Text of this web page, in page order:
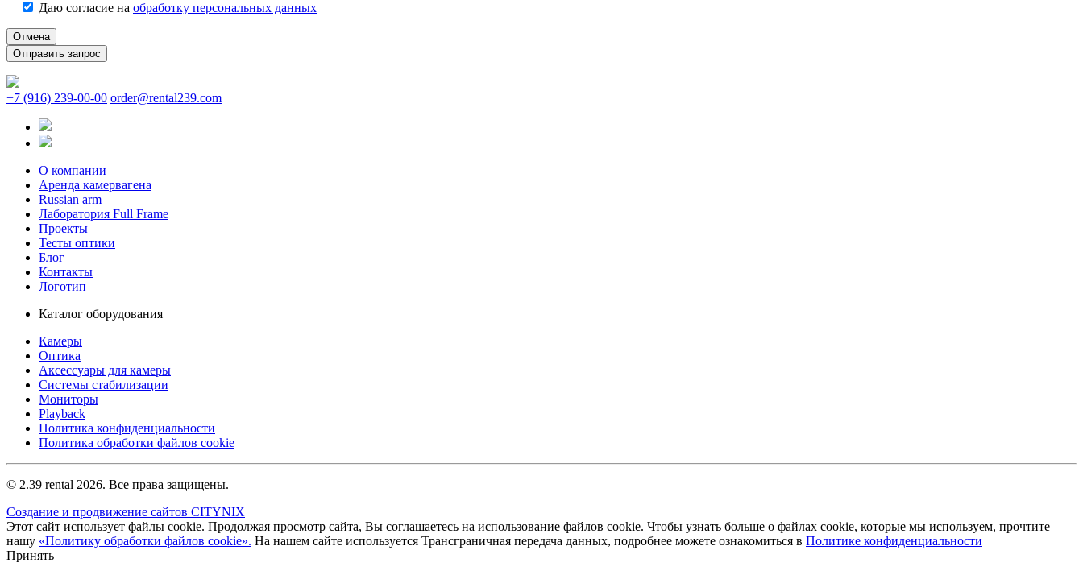
Даю согласие на обработку персональных данных
Отмена
+7 (916) 239-00-00 order@rental239.com
О компании
Аренда камервагена
Russian arm
Лаборатория Full Frame
Проекты
Тесты оптики
Блог
Контакты
Логотип
Каталог оборудования
Камеры
Оптика
Аксессуары для камеры
Системы стабилизации
Мониторы
Playback
Политика конфиденциальности
Политика обработки файлов cookie
© 2.39 rental 2026. Все права защищены.
Создание и продвижение сайтов CITYNIX
Этот сайт использует файлы cookie. Продолжая просмотр сайта, Вы соглашаетесь на использование файлов cookie. Чтобы узнать больше о файлах cookie, которые мы используем, прочтите
нашу «Политику обработки файлов cookie». На нашем сайте используется Трансграничная передача данных, подробнее можете ознакомиться в Политике конфиденциальности
Принять